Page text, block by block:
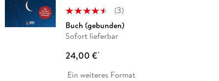
(3)
Buch (gebunden)
Sofort lieferbar
24,00 €*
Ein weiteres Format